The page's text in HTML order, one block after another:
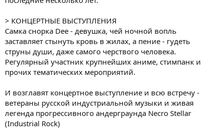
> КОНЦЕРТНЫЕ ВЫСТУПЛЕНИЯ
Cамка снорка Dee - девушка, чей ночной вопль
заставляет стынуть кровь в жилах, а пение - гудеть
струны души, даже самого черствого человека.
Регулярный участник крупнейших аниме, стимпанк и
прочих тематических мероприятий.
И возглавят концертное выступление и всю встречу -
ветераны русской индустриальной музыки и живая
легенда прогрессивного андерграунда Necro Stellar
(Industrial Rock)